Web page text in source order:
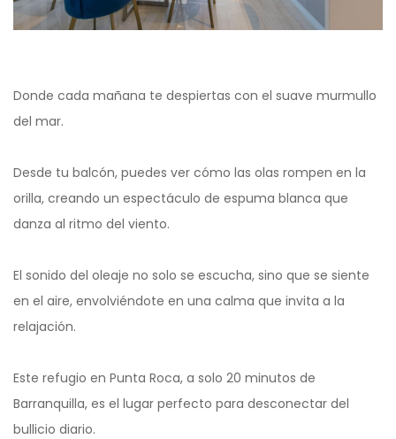
Donde cada mañana te despiertas con el suave murmullo
del mar.
Desde tu balcón, puedes ver cómo las olas rompen en la
orilla, creando un espectáculo de espuma blanca que
danza al ritmo del viento.
El sonido del oleaje no solo se escucha, sino que se siente
en el aire, envolviéndote en una calma que invita a la
relajación.
Este refugio en Punta Roca, a solo 20 minutos de
Barranquilla, es el lugar perfecto para desconectar del
bullicio diario.